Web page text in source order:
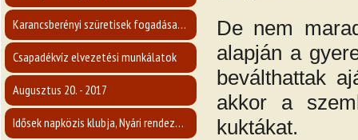
Karancsberényi szüretisek fogadása - 2017.09.16
Csapadékvíz elvezetési munkálatok
Augusztus 20. - 2017
Idősek napközis klubja, Nyári rendezvény 2017.
De nem
alapján a
beválthattak
akkor a
kuktákat.